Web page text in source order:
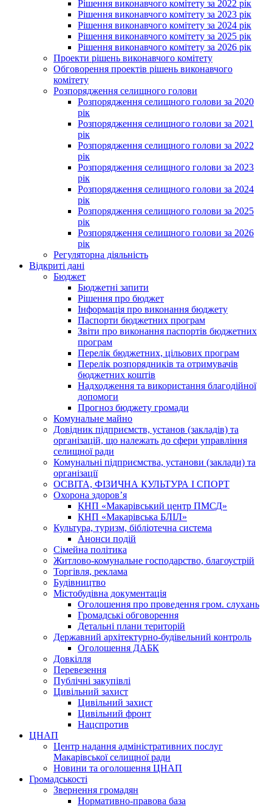
Рішення виконавчого комітету за 2022 рік
Рішення виконавчого комітету за 2023 рік
Рішення виконавчого комітету за 2024 рік
Рішення виконавчого комітету за 2025 рік
Рішення виконавчого комітету за 2026 рік
Проекти рішень виконавчого комітету
Обговорення проектів рішень виконавчого
комітету
Розпорядження селищного голови
Розпорядження селищного голови за 2020
рік
Розпорядження селищного голови за 2021
рік
Розпорядження селищного голови за 2022
рік
Розпорядження селищного голови за 2023
рік
Розпорядження селищного голови за 2024
рік
Розпорядження селищного голови за 2025
рік
Розпорядження селищного голови за 2026
рік
Регуляторна діяльність
Відкриті дані
Бюджет
Бюджетні запити
Рішення про бюджет
Інформація про виконання бюджету
Паспорти бюджетних програм
Звіти про виконання паспортів бюджетних
програм
Перелік бюджетних, цільових програм
Перелік розпорядників та отримувачів
бюджетних коштів
Надходження та використання благодійної
допомоги
Прогноз бюджету громади
Комунальне майно
Довідник підприємств, установ (закладів) та
організацій, що належать до сфери управління
селищної ради
Комунальні підприємства, установи (заклади) та
організації
ОСВІТА, ФІЗИЧНА КУЛЬТУРА І СПОРТ
Охорона здоров’я
КНП «Макарівський центр ПМСД»
КНП «Макарівська БЛІЛ»
Культура, туризм, бібліотечна система
Анонси подій
Сімейна політика
Житлово-комунальне господарство, благоустрій
Торгівля, реклама
Будівництво
Містобудівна документація
Оголошення про проведення гром. слухань
Громадські обговорення
Детальні плани територій
Державний архітектурно-будівельний контроль
Оголошення ДАБК
Довкілля
Перевезення
Публічні закупівлі
Цивільний захист
Цивільний захист
Цивільний фронт
Нацспротив
ЦНАП
Центр надання адміністративних послуг
Макарівської селищної ради
Новини та оголошення ЦНАП
Громадськості
Звернення громадян
Нормативно-правова база